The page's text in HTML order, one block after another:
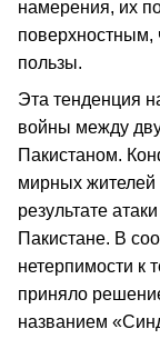
намерения, их
поверхностным,
пользы.
Эта тенденция
войны между
Пакистаном.
мирных жителей
результате
Пакистане. В
нетерпимости к
приняло
названием